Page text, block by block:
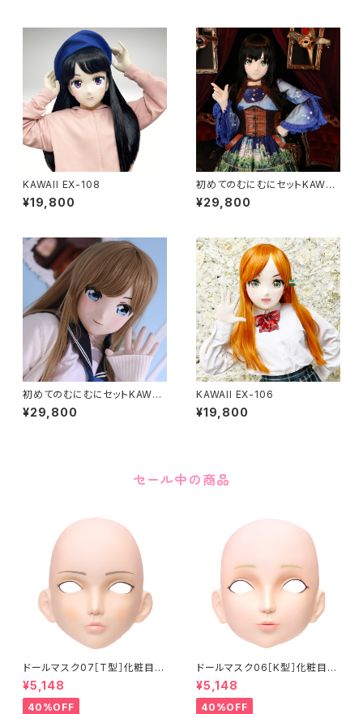
KAWAII EX-108
¥19,800
初めてのむにむにセットKAWAII
EX-37
¥29,800
初めてのむにむにセットKAWAII
EX-15
¥29,800
KAWAII EX-106
¥19,800
セール中の商品
ドールマスク07［T型］化粧目穴
処理済 MASK07 [DOLL T] O
pening eye hole and make
up
¥5,148
40%OFF
ドールマスク06［K型］化粧目穴
処理 MASK06 [DOLL K] Op
ening eye hole and make
up
¥5,148
40%OFF